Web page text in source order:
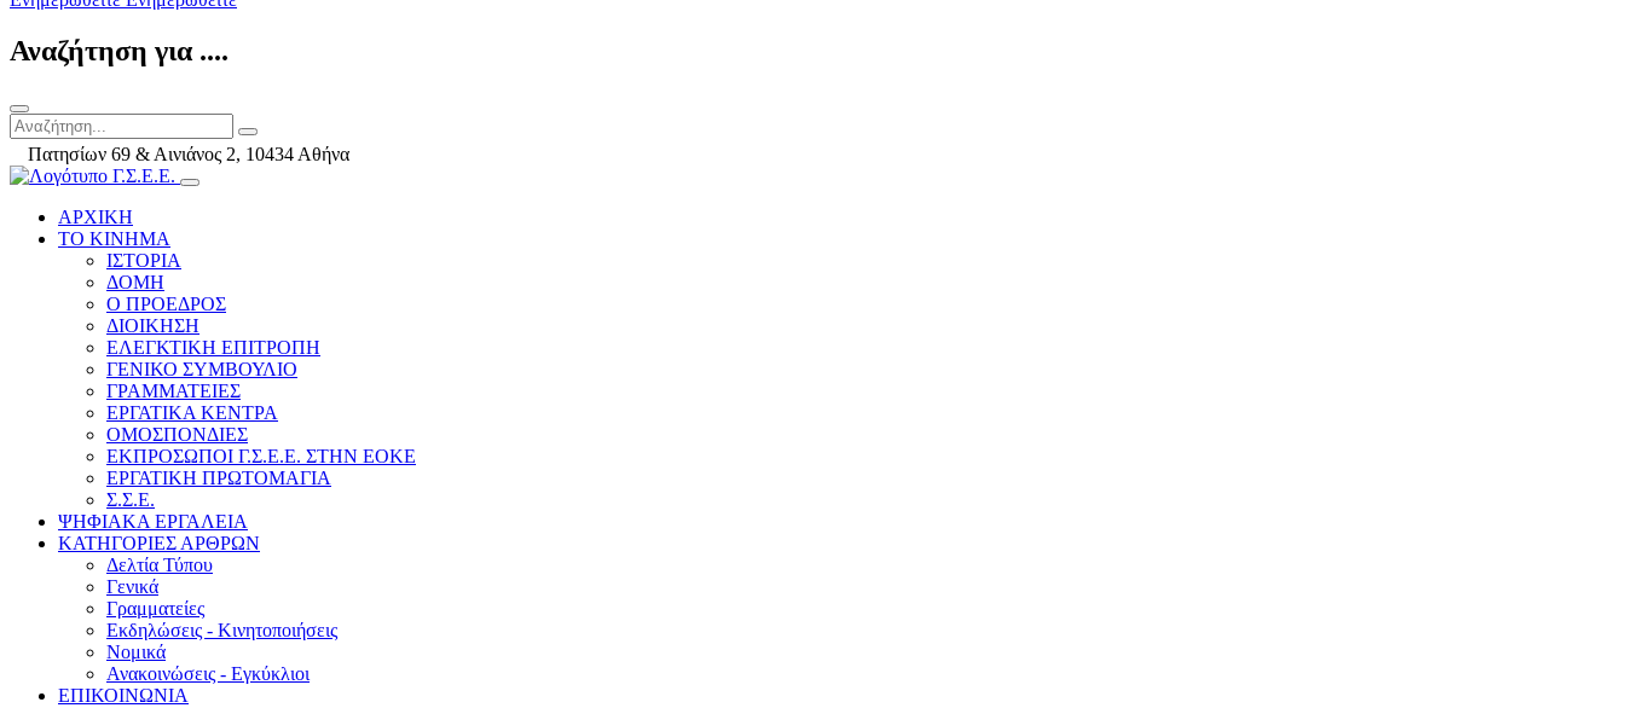
Αναζήτηση για ....
Πατησίων 69 & Αινιάνος 2, 10434 Αθήνα
ΑΡΧΙΚΗ
ΤΟ ΚΙΝΗΜΑ
ΙΣΤΟΡΙΑ
ΔΟΜΗ
Ο ΠΡΟΕΔΡΟΣ
ΔΙΟΙΚΗΣΗ
ΕΛΕΓΚΤΙΚΗ ΕΠΙΤΡΟΠΗ
ΓΕΝΙΚΟ ΣΥΜΒΟΥΛΙΟ
ΓΡΑΜΜΑΤΕΙΕΣ
ΕΡΓΑΤΙΚΑ ΚΕΝΤΡΑ
ΟΜΟΣΠΟΝΔΙΕΣ
ΕΚΠΡΟΣΩΠΟΙ Γ.Σ.Ε.Ε. ΣΤΗΝ ΕΟΚΕ
ΕΡΓΑΤΙΚΗ ΠΡΩΤΟΜΑΓΙΑ
Σ.Σ.Ε.
ΨΗΦΙΑΚΑ ΕΡΓΑΛΕΙΑ
ΚΑΤΗΓΟΡΙΕΣ ΑΡΘΡΩΝ
Δελτία Τύπου
Γενικά
Γραμματείες
Εκδηλώσεις - Κινητοποιήσεις
Νομικά
Ανακοινώσεις - Εγκύκλιοι
ΕΠΙΚΟΙΝΩΝΙΑ